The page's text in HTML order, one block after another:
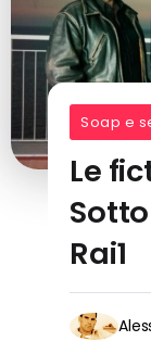
Soap e
Le
Rai1